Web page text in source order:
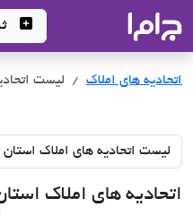
- سامانه جامع
اتحادیه های املاک لیست
اتحادیه های املاک